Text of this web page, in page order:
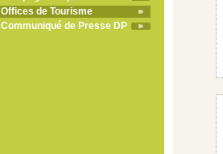
Offices de Tourisme
Communiqué de Presse DP